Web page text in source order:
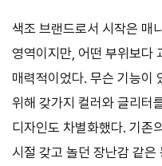
색조 브랜드로서 시작은 매
영역이지만, 어떤 부위보다
매력적이었다. 무슨 기능이
위해 갖가지 컬러와 글리터
디자인도 차별화했다. 기존
시절 갖고 놀던 장난감 같